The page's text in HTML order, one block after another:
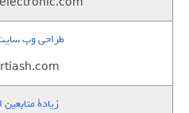
طراحی وب
زيادة